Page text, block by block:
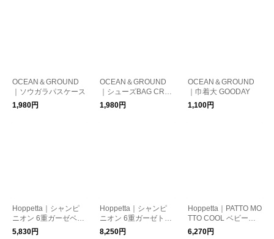
OCEAN＆GROUND
｜ソウガラパスケース
1,980円
OCEAN＆GROUND
｜シューズBAG CRAZ
Y
1,980円
OCEAN＆GROUND
｜巾着大 GOODAY
1,100円
Hoppetta｜シャンピ
ニオン 6重ガーゼベビ
ーケット
5,830円
Hoppetta｜シャンピ
ニオン 6重ガーゼトド
ラーケット
8,250円
Hoppetta｜PATTO MO
TTO COOL ベビース
リーパー メッシュ付
6,270円